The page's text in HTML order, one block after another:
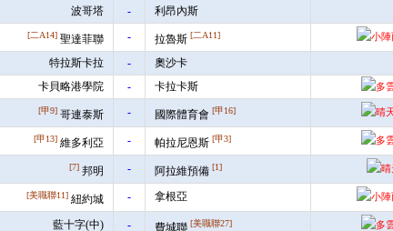
波哥塔 - 利昂內斯
[二A14] 聖達菲聯 - 拉魯斯 [二A11]
特拉斯卡拉 - 奧沙卡
卡貝略港學院 - 卡拉卡斯
[甲9] 哥連泰斯 - 國際體育會 [甲16]
[甲13] 維多利亞 - 帕拉尼恩斯 [甲3]
[7] 邦明 - 阿拉維預備 [1]
[美職聯11] 紐約城 - 拿根亞
藍十字(中) - 費城聯 [美職聯27]